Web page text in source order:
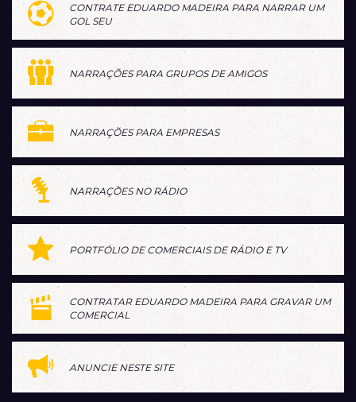
CONTRATE EDUARDO MADEIRA PARA NARRAR UM
GOL SEU
NARRAÇÕES PARA GRUPOS DE AMIGOS
NARRAÇÕES PARA EMPRESAS
NARRAÇÕES NO RÁDIO
PORTFÓLIO DE COMERCIAIS DE RÁDIO E TV
CONTRATAR EDUARDO MADEIRA PARA GRAVAR UM
COMERCIAL
ANUNCIE NESTE SITE